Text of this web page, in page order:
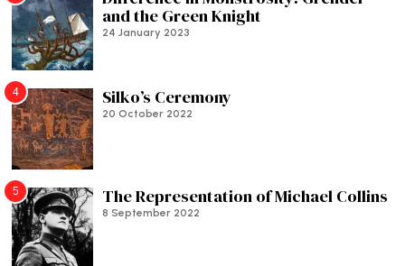
and the Green Knight
24 January 2023
4 Silko’s Ceremony
20 October 2022
5 The Representation of Michael Collins
8 September 2022